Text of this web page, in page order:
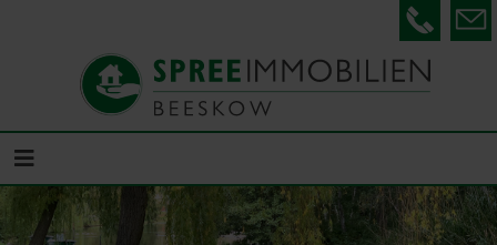
Telefon